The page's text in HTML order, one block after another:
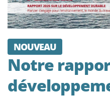
NOUVEAU
Notre